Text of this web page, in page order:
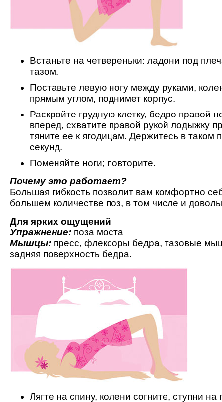
Встаньте на четвереньки: ладони под
тазом.
Поставьте левую ногу между руками,
прямым углом, поднимет корпус.
Раскройте грудную клетку, бедро правой
вперед, схватите правой рукой лодыжку
тяните ее к ягодицам. Держитесь в таком
секунд.
Поменяйте ноги; повторите.
Почему это работает?
Большая гибкость позволит вам комфортно
большем количестве поз, в том числе и
Для ярких ощущений
Упражнение: поза моста
Мышцы: пресс, флексоры бедра, тазовые
задняя поверхность бедра.
Лягте на спину, колени согните, ступни на